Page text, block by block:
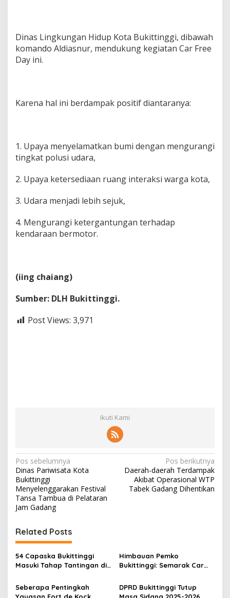
Dinas Lingkungan Hidup Kota Bukittinggi, dibawah
komando Aldiasnur, mendukung kegiatan Car Free
Day ini.
Karena hal ini berdampak positif diantaranya:
1. Upaya menyelamatkan bumi dengan mengurangi
tingkat polusi udara,
2. Upaya ketersediaan ruang interaksi warga kota,
3. Udara menjadi lebih sejuk,
4. Mengurangi ketergantungan terhadap
kendaraan bermotor.
(iing chaiang)
Sumber: DLH Bukittinggi.
Post Views: 3,971
Ikuti Kami
N
a
v
i
a
s
i
o
Pos sebelumnya
Dinas Pariwisata Kota
Bukittinggi
Menyelenggarakan Festival
Tansa Tambua di Pelataran
Jam Gadang
Pos berikutnya
Daerah-daerah Terdampak
Akibat Operasional WTP
Tabek Gadang Dihentikan
Related Posts
54 Capaska Bukittinggi
Masuki Tahap Tantingan di
Himbauan Pemko
Bukittinggi: Semarak Car
HUT ke I Komando Daerah
Militer (KODAM) XX/Tuanku
Seberapa Pentingkah
Yayasan Fort de Kock
DPRD Bukittinggi Tutup
Masa Sidang 2025-2026